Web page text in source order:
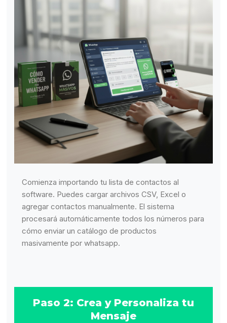
Comienza importando tu lista de contactos al
software. Puedes cargar archivos CSV, Excel o
agregar contactos manualmente. El sistema
procesará automáticamente todos los números para
cómo enviar un catálogo de productos
masivamente por whatsapp.
Paso 2: Crea y Personaliza tu
Mensaje